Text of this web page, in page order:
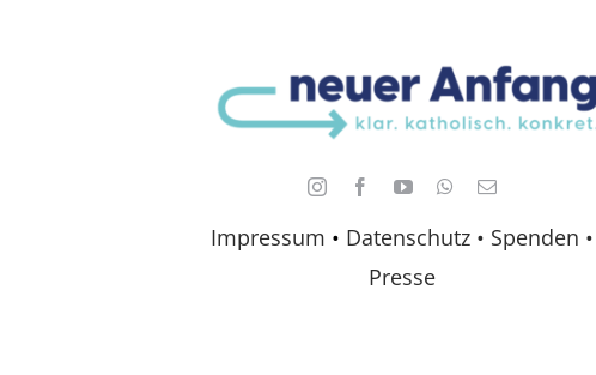
Impressum • Datenschutz • Spenden •
Presse